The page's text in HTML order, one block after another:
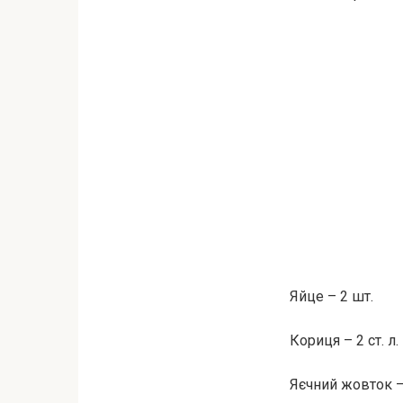
Яйце – 2 шт.
Кориця – 2 ст. л.
Яєчний жовток